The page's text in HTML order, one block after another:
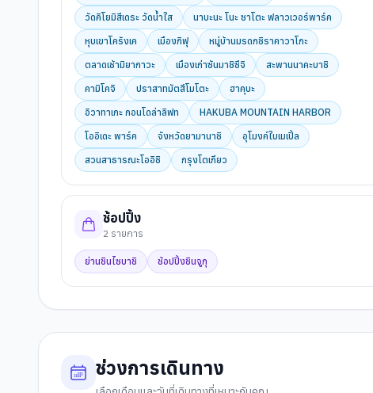
วัดคิโยมิสึเดระ วัดน้ำใส
นาบะนะ โนะ ซาโตะ ฟลาวเวอร์พาร์ค
หุบเขาโครังเค
เมืองกิฟุ
หมู่บ้านมรดกชิราคาวาโกะ
ตลาดเช้ามิยากาวะ
เมืองเก่าซันมาชิซึจิ
สะพานนาคะบาชิ
คามิโคจิ
ปราสาทมัตสึโมโตะ
ฮาคุบะ
อิวาทาเกะ กอนโดล่าลิฟท
HAKUBA MOUNTAIN HARBOR
โออิเดะ พาร์ค
จังหวัดยามานาชิ
อุโมงค์ใบเมเปิ้ล
สวนสาธารณะโออิชิ
กรุงโตเกียว
ช้อปปิ้ง
2 รายการ
ย่านชินไซบาชิ ช้อปปิ้งชินจูกุ
ช่วงการเดินทาง